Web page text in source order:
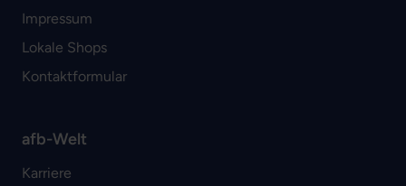
Impressum
Lokale Shops
Kontaktformular
afb-Welt
Karriere